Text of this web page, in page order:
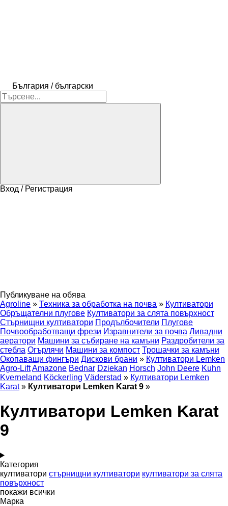
България / български
Вход / Регистрация
Публикуване на обява
Agroline » Техника за обработка на почва » Култиватори
Обръщателни плугове Култиватори за слята повърхност
Стърнищни култиватори Продълбочители Плугове
Почвообработващи фрези Изравнители за почва Ливадни
аератори Машини за събиране на камъни Раздробители за
стебла Огърлячи Машини за компост Трошачки за камъни
Окопаващи фингъри Дискови брани » Култиватори Lemken
Agro-LiftAmazone Bednar Dziekan Horsch John Deere Kuhn
Kverneland Köckerling Väderstad » Култиватори Lemken
Karat » Култиватори Lemken Karat 9 »
Култиватори Lemken Karat
9
Категория
култиватори стърнищни култиватори култиватори за слята
повърхност
покажи всички
Марка